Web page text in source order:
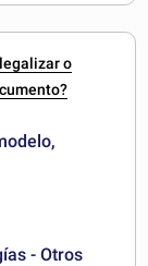
o
- Otros